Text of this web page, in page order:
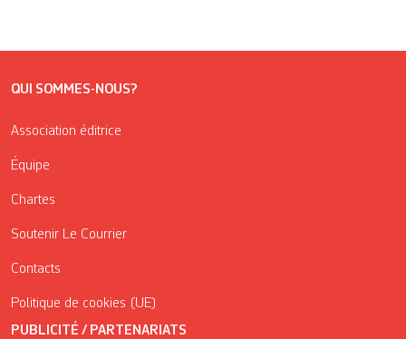
QUI SOMMES-NOUS?
Association éditrice
Équipe
Chartes
Soutenir Le Courrier
Contacts
Politique de cookies (UE)
PUBLICITÉ / PARTENARIATS